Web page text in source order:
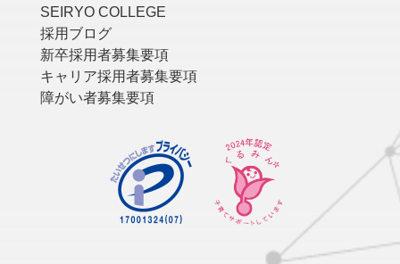
SEIRYO COLLEGE
採用ブログ
新卒採用者募集要項
キャリア採用者募集要項
障がい者募集要項